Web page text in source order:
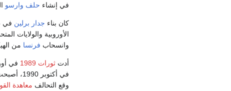
في إنشاء حلف وارسو
كان بناء جدار برلين في عام 1961 بمثابة ذروة في توترات الحرب
الأوروبية والولايات
وانسحاب فرنسا من
أدت ثورات 1989
في
في أكتوبر 1990، أصبحت
وقع التحالف معاهدة